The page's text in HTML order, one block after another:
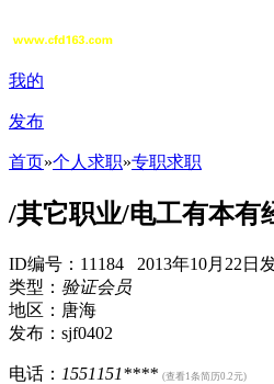
我的
发布
首页»个人求职»专职求职
/其它职业/电工有本有
ID编号：11184 2013年10月22日
类型： 验证会员
地区：唐海
发布：sjf0402
电话： 1551151**** (查看1条简历0.2元)